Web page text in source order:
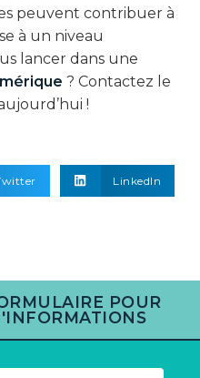
peuvent contribuer à
à un niveau
lancer dans une
? Contactez le
!
LinkedIn
POUR